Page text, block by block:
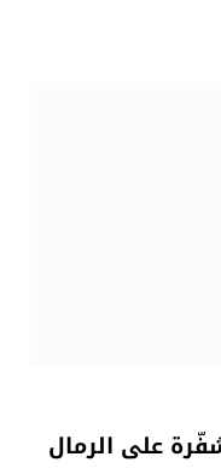
على الرمال